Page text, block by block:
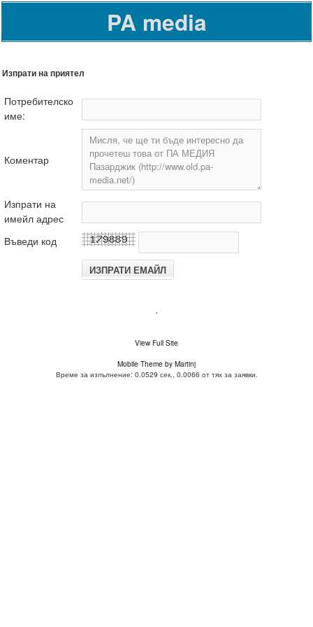
PA media
Изпрати на приятел
Потребителско
име:
Коментар
Изпрати на
имейл адрес
Въведи код
.
View Full Site
Mobile Theme by Martinj
Време за изпълнение: 0.0529 сек., 0.0066 от тях за заявки.